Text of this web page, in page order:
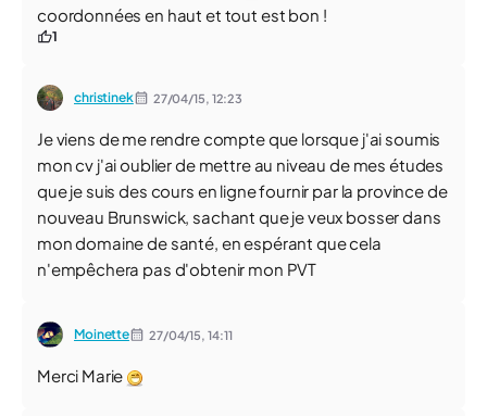
coordonnées en haut et tout est bon !
1
christinek 27/04/15, 12:23
Je viens de me rendre compte que lorsque j'ai soumis
mon cv j'ai oublier de mettre au niveau de mes études
que je suis des cours en ligne fournir par la province de
nouveau Brunswick, sachant que je veux bosser dans
mon domaine de santé, en espérant que cela
n'empêchera pas d'obtenir mon PVT
Moinette 27/04/15, 14:11
Merci Marie